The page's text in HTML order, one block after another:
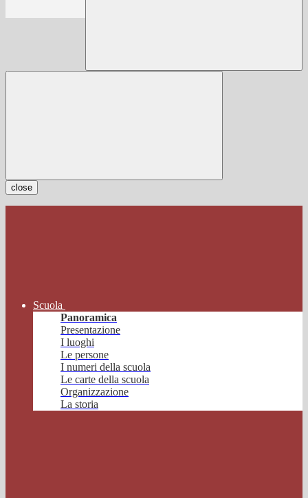
close
Scuola
Panoramica
Presentazione
I luoghi
Le persone
I numeri della scuola
Le carte della scuola
Organizzazione
La storia